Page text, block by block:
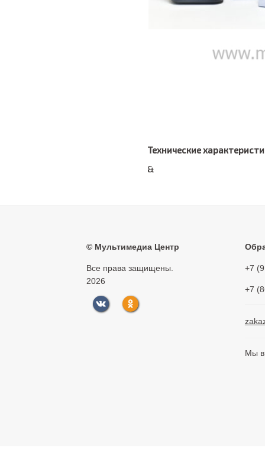
Технические
&
©Мультимедиа Центр
Все права защищены.
2026
+7
+7
Мы в